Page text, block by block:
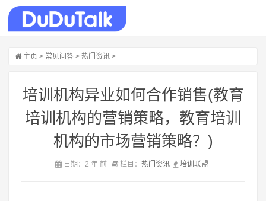
主页 > 常见问答 > 热门资讯 >
培训机构异业如何合作销售(教育
培训机构的营销策略，教育培训
机构的市场营销策略？)
日期：2 年 前 栏目： 热门资讯 培训 联盟